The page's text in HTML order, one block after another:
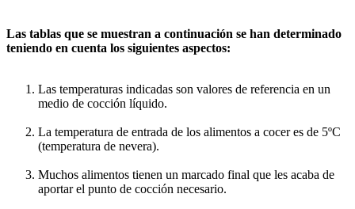
Las tablas que se muestran a continuación se han determinado
teniendo en cuenta los siguientes aspectos:
Las temperaturas indicadas son valores de referencia en un
medio de cocción líquido.
La temperatura de entrada de los alimentos a cocer es de 5ºC
(temperatura de nevera).
Muchos alimentos tienen un marcado final que les acaba de
aportar el punto de cocción necesario.